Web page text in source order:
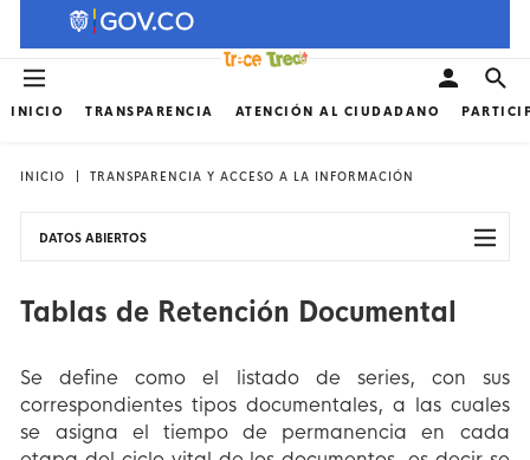
INICIO TRANSPARENCIA ATENCIÓN AL CIUDADANO
INICIO TRANSPARENCIA Y ACCESO A LA INFORMACIÓN
DATOS ABIERTOS
Tablas de Retención Documental
Se define como el listado de series, con sus
correspondientes tipos documentales, a las cuales
se asigna el tiempo de permanencia en cada